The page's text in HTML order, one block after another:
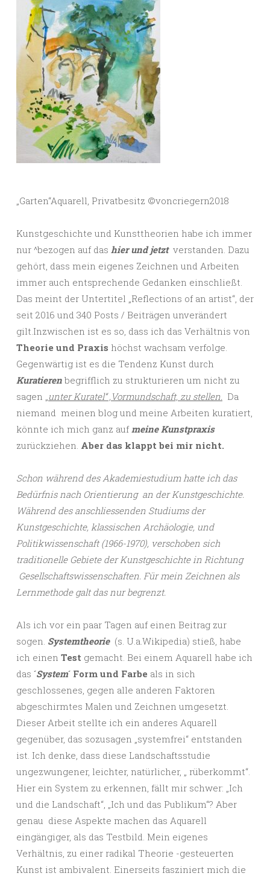
„Garten“Aquarell, Privatbesitz ©️voncriegern2018
Kunstgeschichte und Kunsttheorien habe ich immer
nur ^bezogen auf das hier und jetztverstanden. Dazu
gehört, dass mein eigenes Zeichnen und Arbeiten
immer auch entsprechende Gedanken einschließt.
Das meint der Untertitel „Reflections of an artist“, der
seit 2016 und 340 Posts / Beiträgen unverändert
gilt.Inzwischen ist es so, dass ich das Verhältnis von
Theorie und Praxis höchst wachsam verfolge.
Gegenwärtig ist es die Tendenz Kunst durch
Kuratieren begrifflich zu strukturieren um nicht zu
sagen „unter Kuratel“ ,Vormundschaft, zu stellen. Da
niemand meinen blog und meine Arbeiten kuratiert,
könnte ich mich ganz aufmeine Kunstpraxis
zurückziehen. Aber das klappt bei mir nicht.
Schon während des Akademiestudium hatte ich das
Bedürfnis nach Orientierung an der Kunstgeschichte.
Während des anschliessenden Studiums der
Kunstgeschichte, klassischen Archäologie, und
Politikwissenschaft (1966-1970), verschoben sich
traditionelle Gebiete der Kunstgeschichte in Richtung
Gesellschaftswissenschaften. Für mein Zeichnen als
Lernmethode galt das nur begrenzt.
Als ich vor ein paar Tagen auf einen Beitrag zur
sogen. Systemtheorie(s. U.a.Wikipedia) stieß, habe
ich einen Test gemacht. Bei einem Aquarell habe ich
das ´System´ Form und Farbe als in sich
geschlossenes, gegen alle anderen Faktoren
abgeschirmtes Malen und Zeichnen umgesetzt.
Dieser Arbeit stellte ich ein anderes Aquarell
gegenüber, das sozusagen „systemfrei“ entstanden
ist. Ich denke, dass diese Landschaftsstudie
ungezwungener, leichter, natürlicher, „ rüberkommt“.
Hier ein System zu erkennen, fällt mir schwer: „Ich
und die Landschaft“, „Ich und das Publikum“? Aber
genau diese Aspekte machen das Aquarell
eingängiger, als das Testbild. Mein eigenes
Verhältnis, zu einer radikal Theorie -gesteuerten
Kunst ist ambivalent. Einerseits fasziniert mich die